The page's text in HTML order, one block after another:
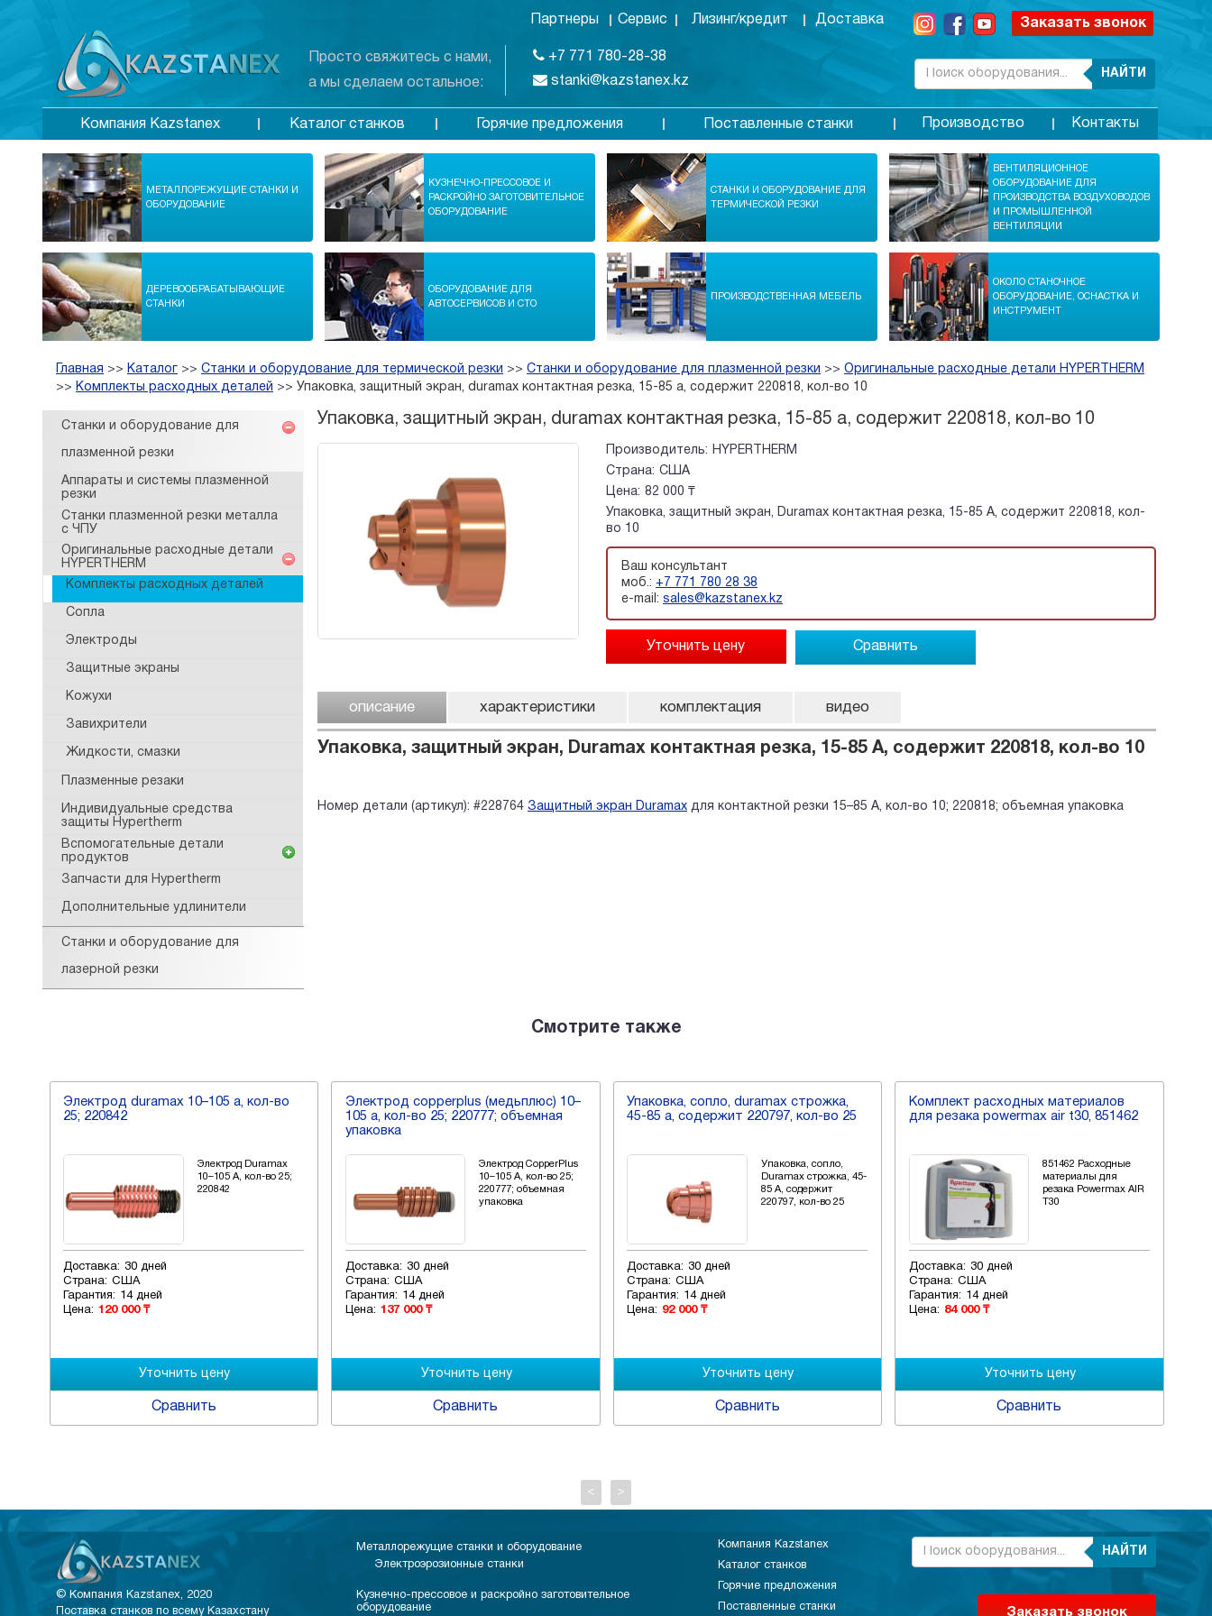
Просто свяжитесь с нами,
а мы сделаем остальное:
Партнеры Сервис Лизинг/кредит Доставка
+7 771 780-28-38
stanki@kazstanex.kz
Заказать звонок
НАЙТИ
Компания Kazstanex Каталог станков Горячие предложения Поставленные станки Производство Контакты
МЕТАЛЛОРЕЖУЩИЕ СТАНКИ И
ОБОРУДОВАНИЕ
КУЗНЕЧНО-ПРЕССОВОЕ И
РАСКРОЙНО ЗАГОТОВИТЕЛЬНОЕ
ОБОРУДОВАНИЕ
СТАНКИ И ОБОРУДОВАНИЕ ДЛЯ
ТЕРМИЧЕСКОЙ РЕЗКИ
ВЕНТИЛЯЦИОННОЕ
ОБОРУДОВАНИЕ ДЛЯ
ПРОИЗВОДСТВА ВОЗДУХОВОДОВ
И ПРОМЫШЛЕННОЙ
ВЕНТИЛЯЦИИ
ДЕРЕВООБРАБАТЫВАЮЩИЕ
СТАНКИ
ОБОРУДОВАНИЕ ДЛЯ
АВТОСЕРВИСОВ И СТО
ПРОИЗВОДСТВЕННАЯ МЕБЕЛЬ
ОКОЛО СТАНОЧНОЕ
ОБОРУДОВАНИЕ, ОСНАСТКА И
ИНСТРУМЕНТ
Главная >> Каталог >> Станки и оборудование для термической резки >> Станки и оборудование для плазменной резки >> Оригинальные расходные детали HYPERTHERM
>> Комплекты расходных деталей >> Упаковка, защитный экран, duramax контактная резка, 15-85 a, содержит 220818, кол-во 10
Станки и оборудование для
плазменной резки
Аппараты и системы плазменной
резки
Станки плазменной резки металла
с ЧПУ
Оригинальные расходные детали
HYPERTHERM
Комплекты расходных деталей
Сопла
Электроды
Защитные экраны
Кожухи
Завихрители
Жидкости, смазки
Плазменные резаки
Индивидуальные средства
защиты Hypertherm
Вспомогательные детали
продуктов
Запчасти для Hypertherm
Дополнительные удлинители
Станки и оборудование для
лазерной резки
Упаковка, защитный экран, duramax контактная резка, 15-85 a, содержит 220818, кол-во 10
Производитель:
HYPERTHERM
Страна: США
Цена: 82 000 ₸
Упаковка, защитный экран, Duramax контактная резка, 15-85 A, содержит 220818, кол-
во 10
Ваш консультант
моб.: +7 771 780 28 38
e-mail: sales@kazstanex.kz
Сравнить
описание характеристики комплектация видео
Упаковка, защитный экран, Duramax контактная резка, 15-85 A, содержит 220818, кол-во 10
Номер детали (артикул): #228764 Защитный экран Duramax для контактной резки 15–85 А, кол-во 10; 220818; объемная упаковка
Смотрите также
Электрод duramax 10–105 а, кол-во
25; 220842
Электрод Duramax
10–105 А, кол-во 25;
220842
Доставка: 30 дней
Страна: США
Гарантия:
14 дней
Цена: 120 000 ₸
Сравнить
Электрод copperplus (медьплюс) 10–
105 а, кол-во 25; 220777; объемная
упаковка
Электрод CopperPlus
10–105 А, кол-во 25;
220777; объемная
упаковка
Доставка: 30 дней
Страна: США
Гарантия:
14 дней
Цена: 137 000 ₸
Сравнить
Упаковка, сопло, duramax строжка,
45-85 a, содержит 220797, кол-во 25
Упаковка, сопло,
Duramax строжка, 45-
85 A, содержит
220797, кол-во 25
Доставка: 30 дней
Страна: США
Гарантия:
14 дней
Цена: 92 000 ₸
Сравнить
Комплект расходных материалов
для резака powermax air t30, 851462
851462 Расходные
материалы для
резака Powermax AIR
T30
Доставка: 30 дней
Страна: США
Гарантия:
14 дней
Цена: 84 000 ₸
Сравнить
< >
© Компания Kazstanex, 2020
Поставка станков по всему Казахстану
Металлорежущие станки и оборудование
Электроэрозионные станки
Кузнечно-прессовое и раскройно заготовительное
оборудование
Компания Kazstanex
Каталог станков
Горячие предложения
Поставленные станки
НАЙТИ
Заказать звонок